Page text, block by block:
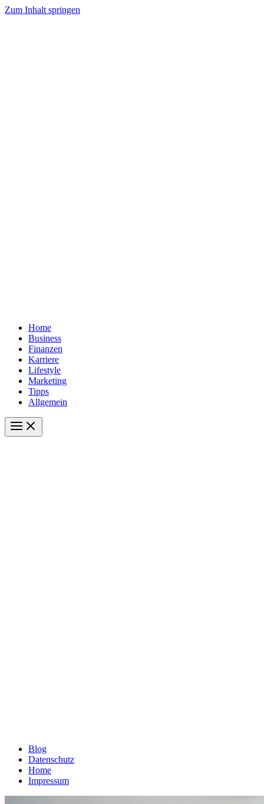
Zum Inhalt springen
Home
Business
Finanzen
Karriere
Lifestyle
Marketing
Tipps
Allgemein
Blog
Datenschutz
Home
Impressum